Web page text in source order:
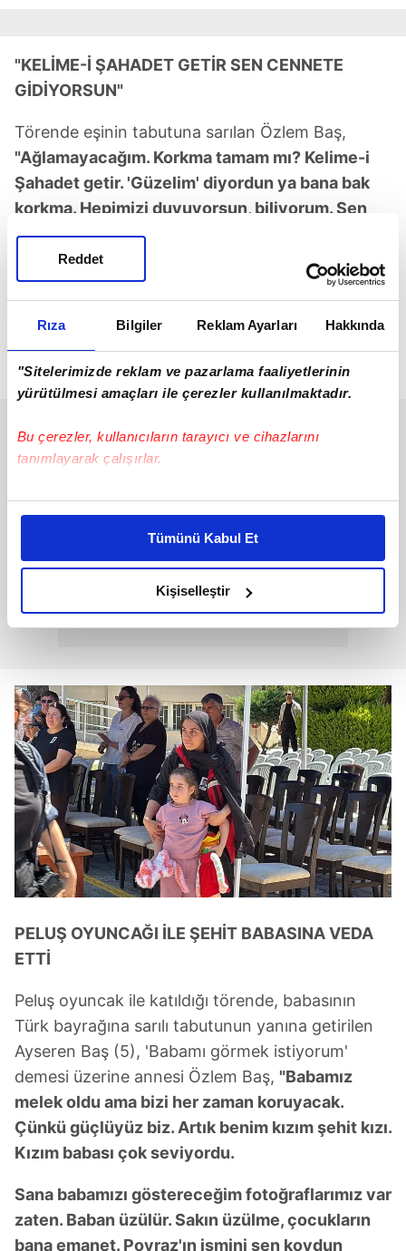
Rıza Bilgiler Reklam Ayarları Hakkında
"Sitelerimizde reklam ve pazarlama faaliyetlerinin
yürütülmesi amaçları ile çerezler kullanılmaktadır.
Bu çerezler, kullanıcıların tarayıcı ve cihazlarını
tanımlayarak çalışırlar.
Bu çerezlere izin vermeniz halinde sizlere özel
daha iyi reklam deneyimi yaşatabiliriz. Bunu yaparken
amacımızın size daha iyi bir reklam deneyimi sunmak
olduğunu ve sizlere en iyi içerikleri sunabilmek adına
elimizden gelen çabayı gösterdiğimizi ve bu noktada,
reklamların maliyetlerimizi karşılamak noktasında tek gelir
Her halükârda, kullanıcılar, bu çerezlere izin vermedikleri
takdirde, kullanıcılara hedefli reklamlar
gösterilmeyecektir."
Sizlere daha iyi bir hizmet sunabilmek için İnternet
Sitemizde kendimize ve üçüncü kişilere ait çerezler
kullanılmaktadır. Bu çerezler vasıtasıyla çeşitli kişisel
verileriniz işlenmekte olup gerekli olan çerezler bilgi
toplumu hizmetlerinin sunulması amacıyla
kullanılmaktadır. Diğer çerezler, sitemizin daha işlevsel
reklam/pazarlama faaliyetlerinin yapılması, amaçlarıyla
sınırlı olarak açık rızanız dahilinde kullanılacaktır.
Çerezlere ilişkin tercihlerinizi aşağıda yer alan panel
vasıtasıyla belirleyebilirsiniz. Çerezlere ilişkin detaylı bilgi
için Ayarlar butonuna tıklayabilir,Çerez Bilgilendirme
Metnimizi
ziyaret edebilirsiniz.
6698 sayılı Kişisel Verilerin Korunması Kanunu uyarınca
hazırlanmış Aydınlatma Metnimizi okumak ve sitemizde
ilgili mevzuata uygun olarak kullanılan çerezlerle ilgili bilgi
Tümünü Kabul Et
Kişiselleştir
Reddet
"KELİME-İ ŞAHADET GETİR SEN CENNETE
GİDİYORSUN"
Törende eşinin tabutuna sarılan Özlem Baş,
"Ağlamayacağım. Korkma tamam mı? Kelime-i
Şahadet getir. 'Güzelim' diyordun ya bana bak
korkma. Hepimizi duyuyorsun, biliyorum. Sen
zaten cennete gidiyorsun.
Sadece sensiz kalacağım diye üzülüyorum.
Şehit oldun aslan kocam. Sakın korkma çünkü
sen Peygamber efendimizin yanına gidiyorsun.
Bir de bana söz ver orada birini bulmak yok, ben
geleceğim. Birlikte olacağız yine"diyerek ağladı.
PELUŞ OYUNCAĞI İLE ŞEHİT BABASINA VEDA
ETTİ
Peluş oyuncak ile katıldığı törende, babasının
Türk bayrağına sarılı tabutunun yanına getirilen
Ayseren Baş (5), 'Babamı görmek istiyorum'
demesi üzerine annesi Özlem Baş, "Babamız
melek oldu ama bizi her zaman koruyacak.
Çünkü güçlüyüz biz. Artık benim kızım şehit kızı.
Kızım babası çok seviyordu.
Sana babamızı göstereceğim fotoğraflarımız var
zaten. Baban üzülür. Sakın üzülme, çocukların
bana emanet. Poyraz'ın ismini sen koydun